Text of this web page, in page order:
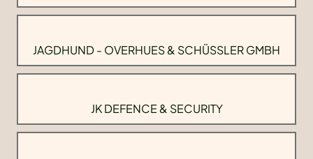
JAGDHUND - OVERHUES & SCHÜSSLER GMBH
JK DEFENCE & SECURITY